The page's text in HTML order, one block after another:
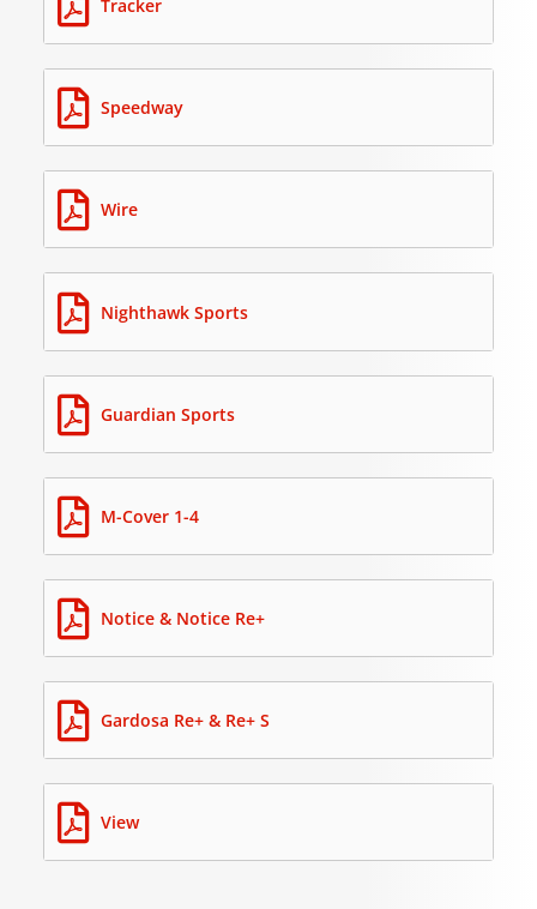
Tracker
Speedway
Wire
Nighthawk Sports
Guardian Sports
M-Cover 1-4
Notice & Notice Re+
Gardosa Re+ & Re+ S
View